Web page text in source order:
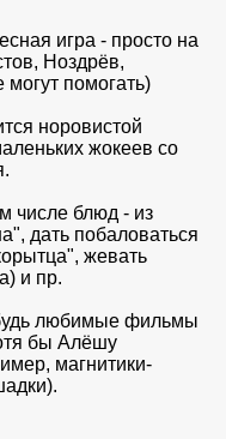
игра - просто на
Ноздрёв,
помогать)
норовистой
жокеев со
числе блюд - из
дать побаловаться
жевать
и пр.
любимые фильмы
бы Алёшу
магнитики-